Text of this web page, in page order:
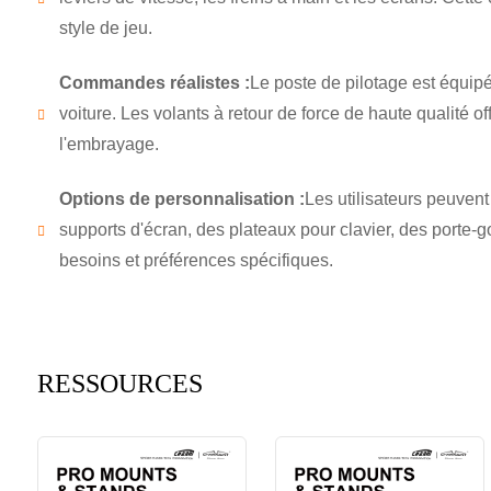
style de jeu.
Commandes réalistes : Le poste de pilotage est
voiture. Les volants à retour de force de haute qualité
l'embrayage.
Options de personnalisation : Les utilisateurs
supports d'écran, des plateaux pour clavier, des
besoins et préférences spécifiques.
RESSOURCES